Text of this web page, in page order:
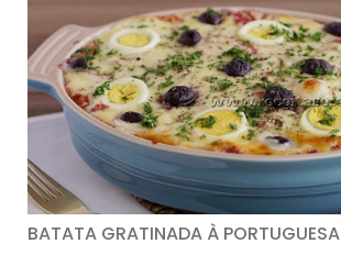
BATATA GRATINADA À PORTUGUESA